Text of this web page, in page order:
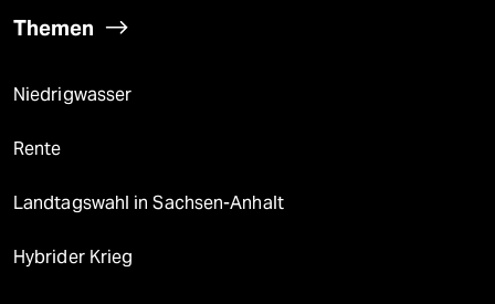
Themen
Niedrigwasser
Rente
Landtagswahl in Sachsen-Anhalt
Hybrider Krieg